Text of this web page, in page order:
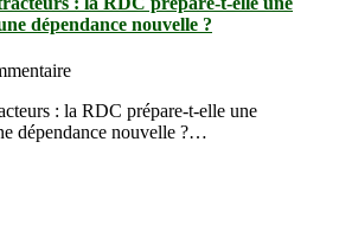
dépendance nouvelle ?
: la RDC prépare-t-elle une
dépendance nouvelle ?…